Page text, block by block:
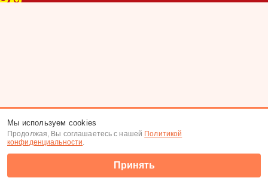
Мы используем cookies
Продолжая, Вы соглашаетесь с нашей Политикой
конфиденциальности.
Принять